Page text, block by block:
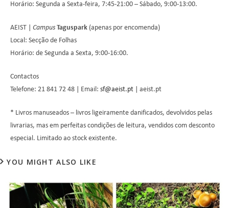
Horário: Segunda a Sexta-feira, 7:45-21:00 – Sábado, 9:00-13:00.
AEIST | Campus Taguspark (apenas por encomenda)
Local: Secção de Folhas
Horário: de Segunda a Sexta, 9:00-16:00.
Contactos
Telefone: 21 841 72 48 | Email: sf@aeist.pt | aeist.pt
* Livros manuseados – livros ligeiramente danificados, devolvidos pelas
livrarias, mas em perfeitas condições de leitura, vendidos com desconto
especial. Limitado ao stock existente.
YOU MIGHT ALSO LIKE